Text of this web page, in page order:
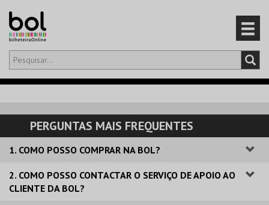
Olá,iniciar sessão
CARRINHO
EVENTOS
CARTÕES
PERGUNTAS MAIS FREQUENTES
1. COMO POSSO COMPRAR NA BOL?
2. COMO POSSO CONTACTAR O SERVIÇO DE APOIO AO
CLIENTE DA BOL?